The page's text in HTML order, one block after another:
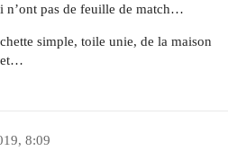
n’ont pas de feuille de match…
simple, toile unie, de la maison
8:09